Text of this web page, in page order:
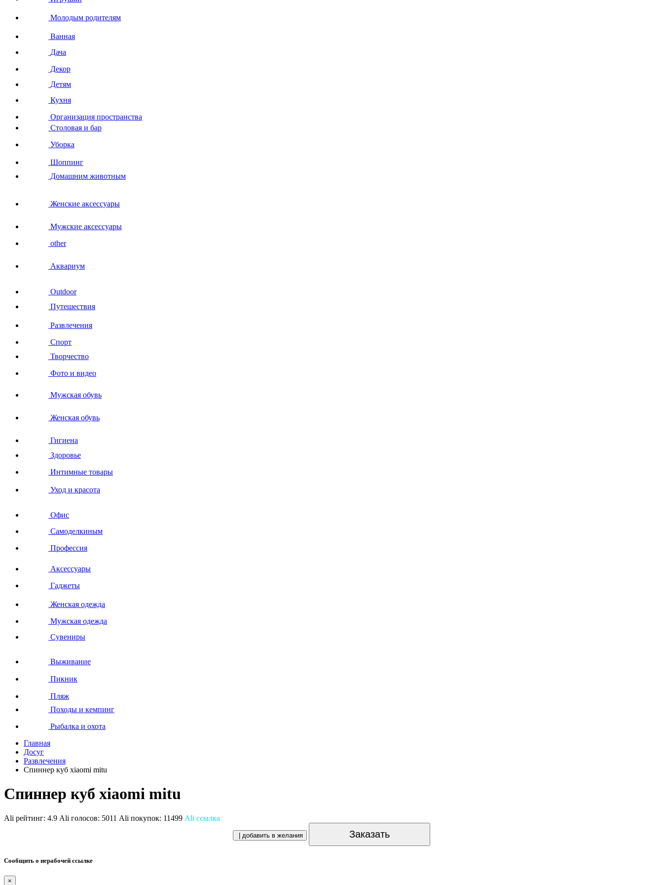
Молодым родителям
Ванная
Дача
Декор
Детям
Кухня
Организация пространства
Столовая и бар
Уборка
Шоппинг
Домашним животным
Женские аксессуары
Мужские аксессуары
other
Аквариум
Outdoor
Путешествия
Развлечения
Спорт
Творчество
Фото и видео
Мужская обувь
Женская обувь
Гигиена
Здоровье
Интимные товары
Уход и красота
Офис
Самоделкиным
Профессия
Аксессуары
Гаджеты
Женская одежда
Мужская одежда
Сувениры
Выживание
Пикник
Пляж
Походы и кемпинг
Рыбалка и охота
Главная
Досуг
Развлечения
Спиннер куб xiaomi mitu
Спиннер куб xiaomi mitu
Ali рейтинг: 4.9 Ali голосов: 5011 Ali покупок: 11499 Ali ссылка
| добавить в желания Заказать
Сообщить о нерабочей ссылке
×